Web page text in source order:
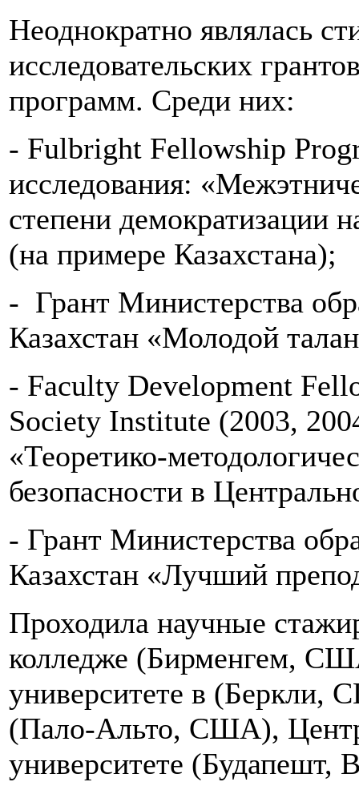
Неоднократно являлась
исследовательских
программ. Среди них:
- Fulbright Fellowship
исследования:
степени демократизации
(на примере Казахстана);
- Грант Министерства
Казахстан «Молодой
- Faculty Development
Society Institute (2003,
«Теоретико-
безопасности в
- Грант Министерства
Казахстан «Лучший
Проходила научные
колледже (Бирменгем,
университете в (Беркли,
(Пало-Альто, США),
университете (Будапешт,